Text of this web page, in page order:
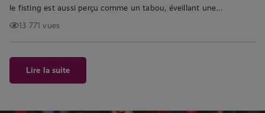
le fisting est aussi perçu comme un tabou, éveillant une…
13 771 vues
Lire la suite